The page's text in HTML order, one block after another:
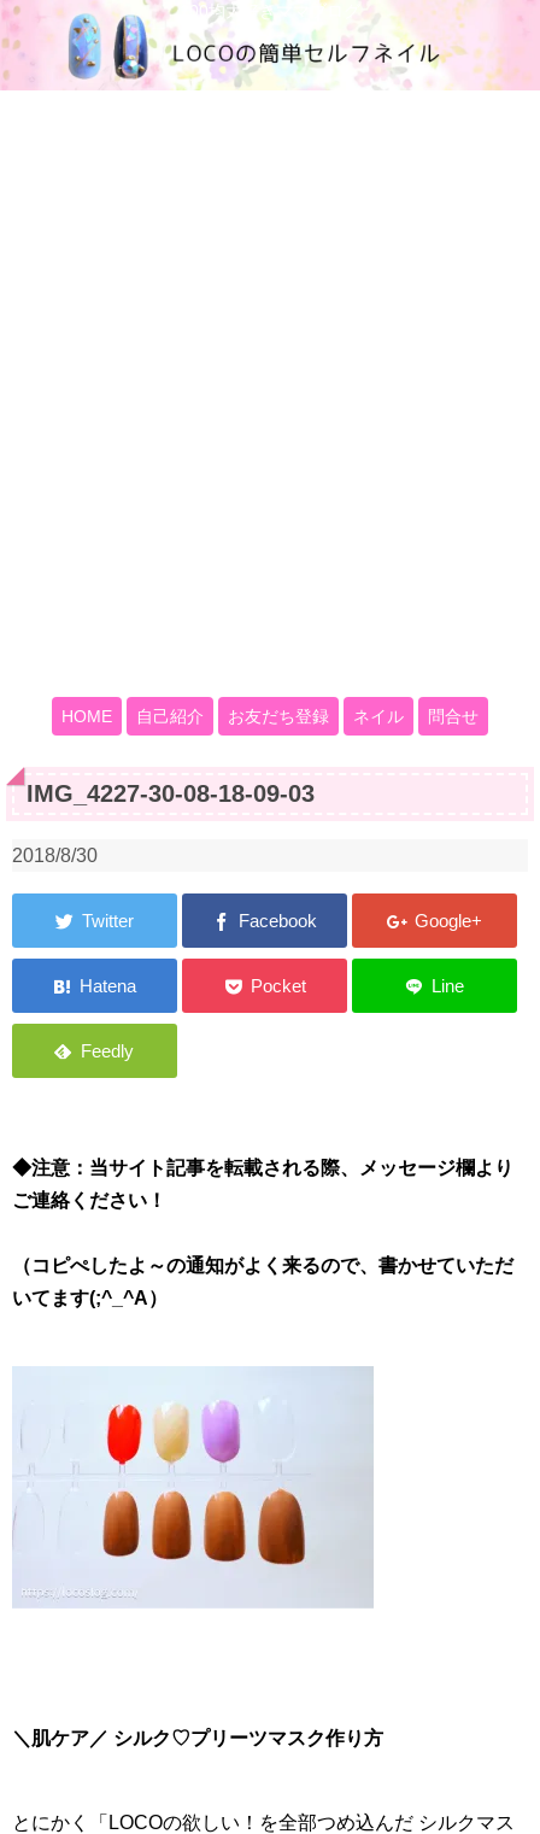
100均大好きママブログ
HOME 自己紹介 お友だち登録 ネイル 問合せ
IMG_4227-30-08-18-09-03
2018/8/30
◆注意：当サイト記事を転載される際、メッセージ欄より
ご連絡ください！
（コピぺしたよ～の通知がよく来るので、書かせていただ
いてます(;^_^A）
＼肌ケア／ シルク♡プリーツマスク作り方
とにかく「LOCOの欲しい！を全部つめ込んだ シルクマス